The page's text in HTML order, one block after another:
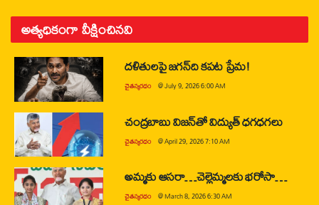
అత్యధికంగా వీక్షించినవి
దళితులపై జగన్‌ది కపట ప్రేమ!
చైతన్యరధం @July 9, 2026 6:00 AM
చంద్రబాబు విజన్‌తో విద్యుత్ ధగధగలు
చైతన్యరధం @April 29, 2026 7:10 AM
అమ్మకు ఆసరా…చెల్లెమ్మలకు భరోసా…
చైతన్యరధం @March 8, 2026 6:30 AM